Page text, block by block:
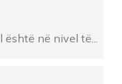
është në nivel të...